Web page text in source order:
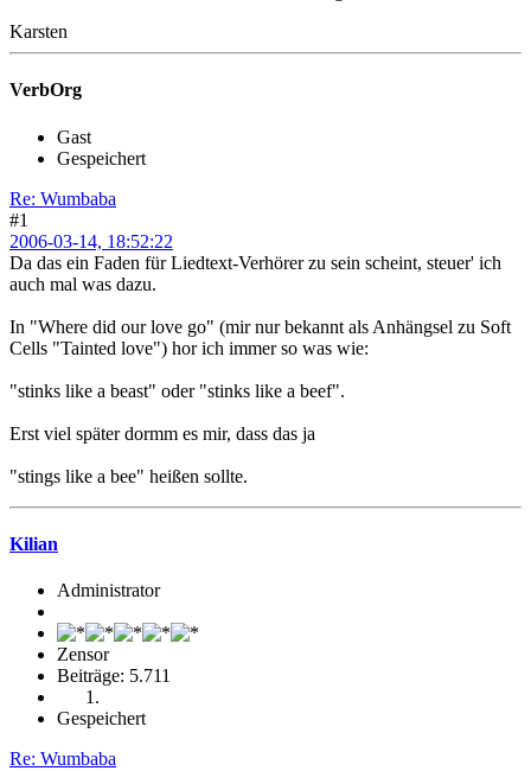
Karsten
VerbOrg
Gast
Gespeichert
Re: Wumbaba
#1
2006-03-14, 18:52:22
Da das ein Faden für Liedtext-Verhörer zu sein scheint, steuer' ich
auch mal was dazu.
In "Where did our love go" (mir nur bekannt als Anhängsel zu Soft
Cells "Tainted love") hor ich immer so was wie:
"stinks like a beast" oder "stinks like a beef".
Erst viel später dormm es mir, dass das ja
"stings like a bee" heißen sollte.
Kilian
Administrator
Zensor
Beiträge: 5.711
Gespeichert
Re: Wumbaba